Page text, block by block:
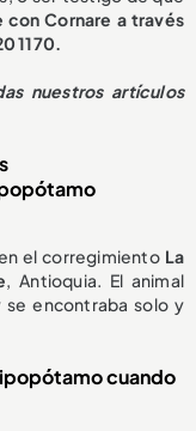
Cornare a través
1170.
nuestros artículos
el corregimiento La
, Antioquia. El animal
encontraba solo y
cuando